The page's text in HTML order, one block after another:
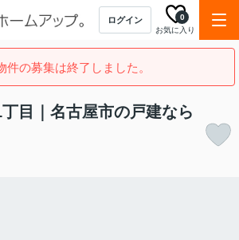
ログイン
お気に入り
0
件の募集は終了しました。
目｜名古屋市の戸建なら